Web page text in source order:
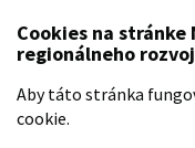
Preskočiť na hlavný obsah
Cookies na
regionálneho
Aby táto stránka
cookie.